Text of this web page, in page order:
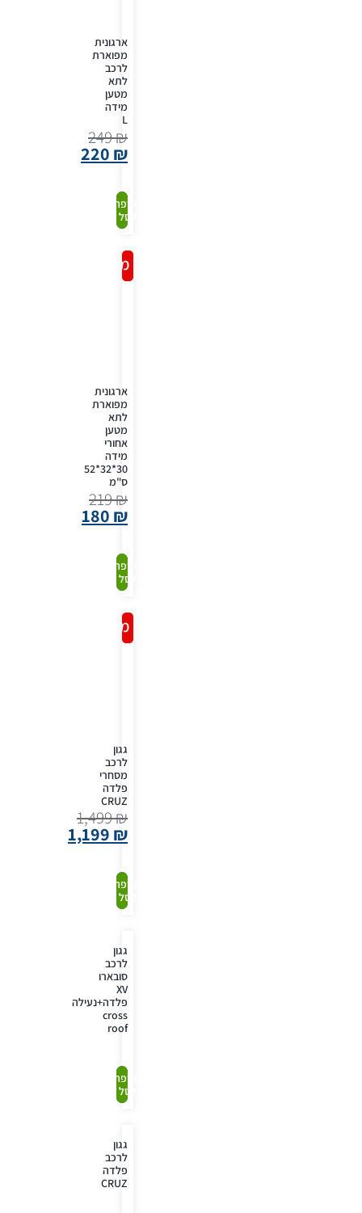
ארגונית
מפוארת
לרכב
לתא
מטען
מידה
L
249₪
220 ₪
קנה
עכשיו
הוספה
לסל
ארגונית
מפוארת
לתא
מטען
אחורי
מידה
30*32*52
ס"מ
219₪
180 ₪
קנה
עכשיו
הוספה
לסל
מבצע!
גגון
לרכב
מסחרי
פלדה
CRUZ
1,499₪
1,199 ₪
קנה
עכשיו
הוספה
לסל
מבצע!
גגון
לרכב
סובארו
XV
פלדה+נעילה
cross
roof
קנה
עכשיו
הוספה
לסל
גגון
לרכב
פלדה
CRUZ